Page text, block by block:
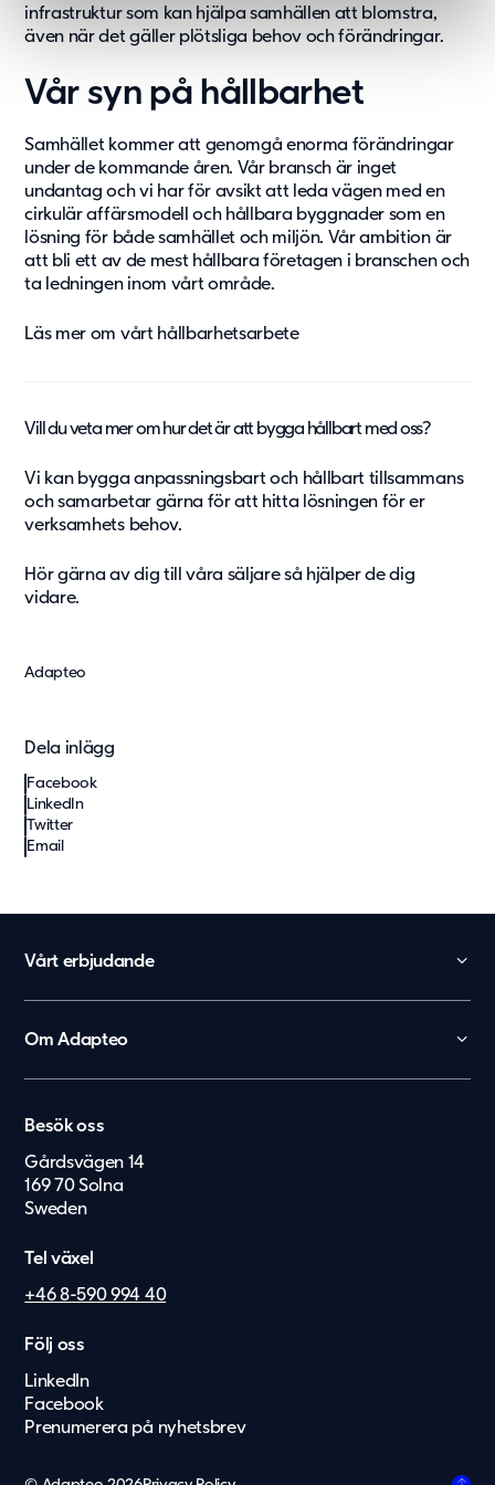
Eesti Keel
Dansk
Norsk
Deutsch
English
infrastruktur som kan hjälpa samhällen att blomstra,
även när det gäller plötsliga behov och förändringar.
Vår syn på hållbarhet
Samhället kommer att genomgå enorma förändringar
under de kommande åren. Vår bransch är inget
undantag och vi har för avsikt att leda vägen med en
cirkulär affärsmodell och hållbara byggnader som en
lösning för både samhället och miljön. Vår ambition är
att bli ett av de mest hållbara företagen i branschen och
ta ledningen inom vårt område.
Läs mer om vårt hållbarhetsarbete
Vill du veta mer om hur det är att bygga hållbart med oss?
Vi kan bygga anpassningsbart och hållbart tillsammans
och samarbetar gärna för att hitta lösningen för er
verksamhets behov.
Hör gärna av dig till våra säljareså hjälper de dig
vidare.
Adapteo
Dela inlägg
Facebook
LinkedIn
Twitter
Email
Vårt erbjudande
Skola
Förskola
Vårdboende
Vård & hälsa
Säkerhet & försvar
Om Adapteo
Kontakt
Service & felanmälan
Besök oss
Gårdsvägen 14
169 70 Solna
Sweden
Tel växel
+46 8-590 994 40
Följ oss
LinkedIn
Facebook
Prenumerera på nyhetsbrev